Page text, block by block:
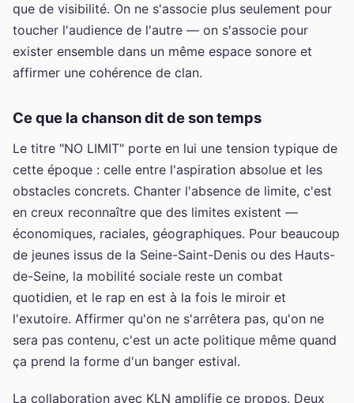
que de visibilité. On ne s'associe plus seulement pour
toucher l'audience de l'autre — on s'associe pour
exister ensemble dans un même espace sonore et
affirmer une cohérence de clan.
Ce que la chanson dit de son temps
Le titre "NO LIMIT" porte en lui une tension typique de
cette époque : celle entre l'aspiration absolue et les
obstacles concrets. Chanter l'absence de limite, c'est
en creux reconnaître que des limites existent —
économiques, raciales, géographiques. Pour beaucoup
de jeunes issus de la Seine-Saint-Denis ou des Hauts-
de-Seine, la mobilité sociale reste un combat
quotidien, et le rap en est à la fois le miroir et
l'exutoire. Affirmer qu'on ne s'arrêtera pas, qu'on ne
sera pas contenu, c'est un acte politique même quand
ça prend la forme d'un banger estival.
La collaboration avec KLN amplifie ce propos. Deux